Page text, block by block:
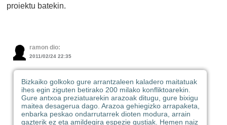
proiektu batekin.
ramon dio:
2011/02/24 22:35
Bizkaiko golkoko gure arrantzaleen kaladero maitatuak
ihes egin ziguten betirako 200 milako konfliktoarekin.
Gure antxoa preziatuarekin arazoak ditugu, gure bixigu
maitea desagerua dago. Arazoa gehiegizko arrapaketa,
enbarka peskao ondarrutarrek dioten modura, arrain
gazterik ez eta amildegira espezie gustiak. Hemen naiz